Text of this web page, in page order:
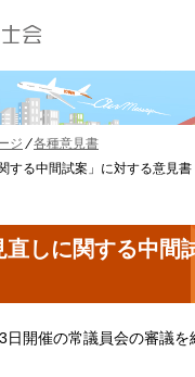
ジ
各種意見書
する中間試案」に対する意見書
直しに関する中間
日開催の常議員会の審議を